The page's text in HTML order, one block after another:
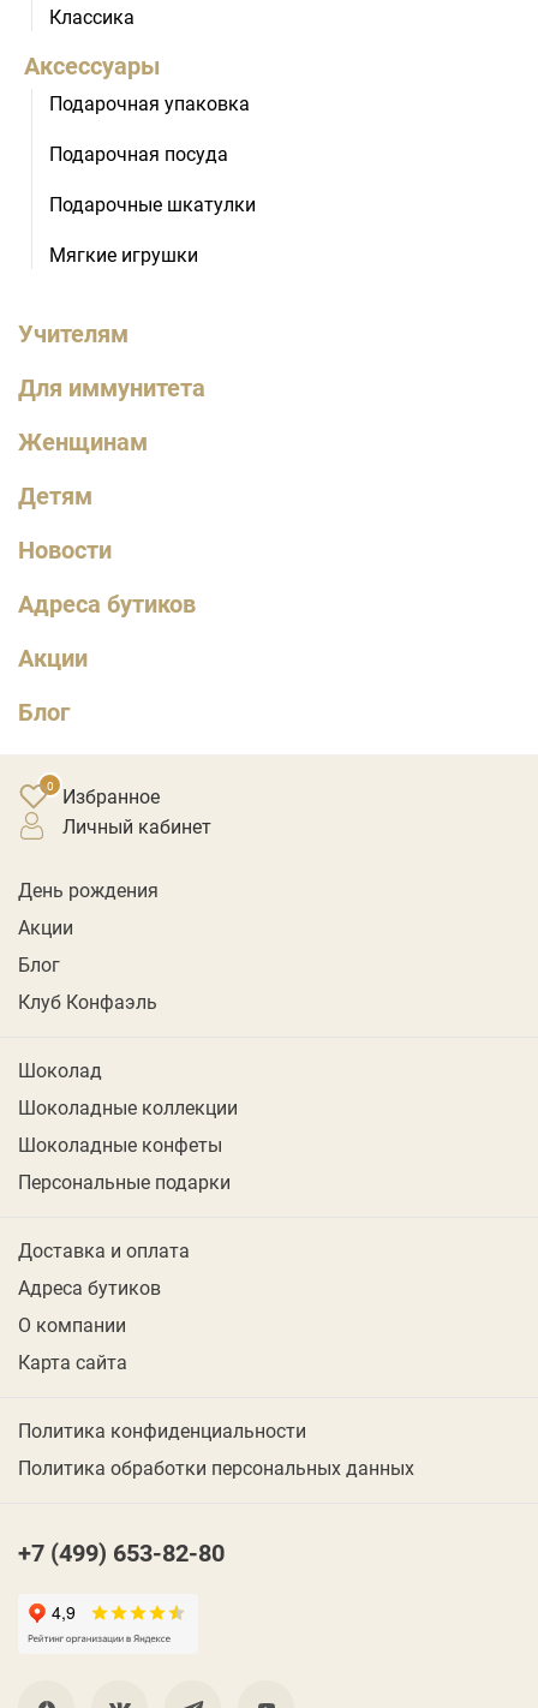
Классика
Аксессуары
Подарочная упаковка
Подарочная посуда
Подарочные шкатулки
Мягкие игрушки
Учителям
Для иммунитета
Женщинам
Детям
Новости
Адреса бутиков
Акции
Блог
Избранное
личный кабинет
День рождения
Акции
Блог
Клуб Конфаэль
Шоколад
Шоколадные коллекции
Шоколадные конфеты
Персональные подарки
Доставка и оплата
Адреса бутиков
О компании
Карта сайта
Политика конфиденциальности
Политика обработки персональных данных
+7 (499) 653-82-80